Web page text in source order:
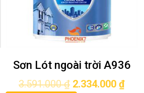
Sơn Lót ngoài trời A936
3.591.000₫ 2.334.000 ₫